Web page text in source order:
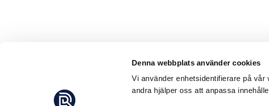
Denna webbplats använder cookies
Vi använder enhetsidentifierare på
andra hjälper oss att anpassa